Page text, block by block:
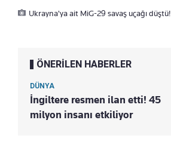
Ukrayna'ya ait MiG-29 savaş uçağı düştü!
ÖNERİLEN HABERLER
DÜNYA
İngiltere resmen ilan etti! 45
milyon insanı etkiliyor